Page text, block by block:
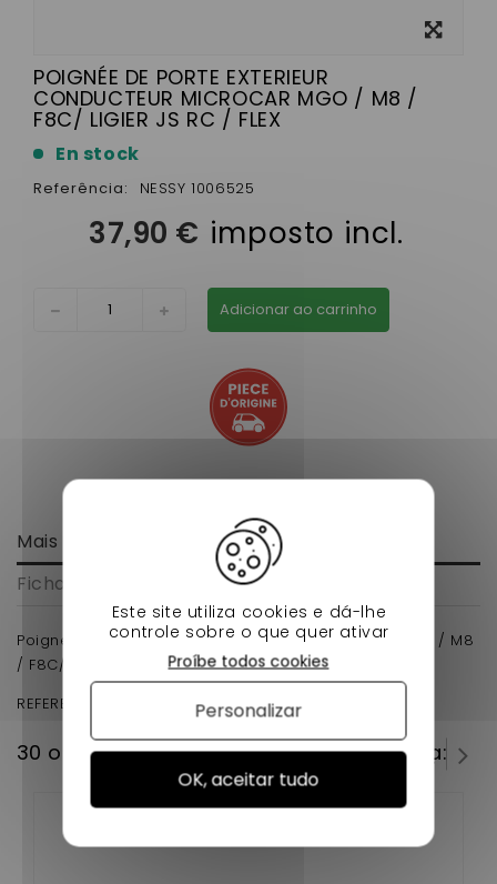
POIGNÉE DE PORTE EXTERIEUR
CONDUCTEUR MICROCAR MGO / M8 /
F8C/ LIGIER JS RC / FLEX
En stock
Referência: NESSY 1006525
37,90 € imposto incl.
Adicionar ao carrinho
Mais informação
Ficha de dados
Poignée de porte exterieur gauche MICROCAR MGO / M8
/ F8C/ JS RC/LIGIER FLEX
REFERENCE D'ORIGINE : 1006525
30 outros produtos na mesma categoria:
Este site utiliza cookies e dá-lhe
controle sobre o que quer ativar
OK, aceitar tudo
Proíbe todos cookies
Personalizar